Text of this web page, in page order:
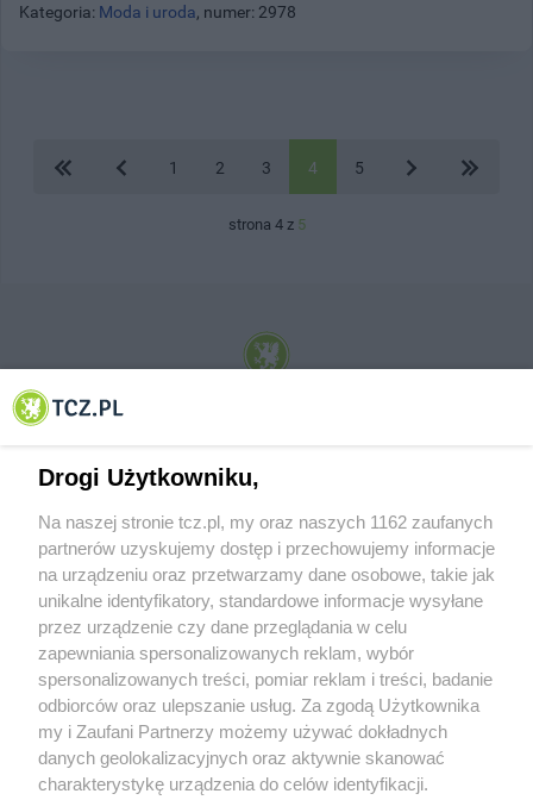
Kategoria: Moda i uroda, numer: 2978
1 2 3 4 5
strona 4 z 5
© 2001-2026 Tczew - TCZ.PL Sp. z o.o. Internetowy Serwis Informacyjny Miasta
O FIRMIE POLITYKA PRYWATNOŚCI HOSTING
REKLAMA WSPÓŁPRACA RSS FACEBOOK KONTAKT
Nasze serwisy
Drogi Użytkowniku,
Na naszej stronie tcz.pl, my oraz naszych 1162 zaufanych
partnerów uzyskujemy dostęp i przechowujemy informacje
na urządzeniu oraz przetwarzamy dane osobowe, takie jak
unikalne identyfikatory, standardowe informacje wysyłane
przez urządzenie czy dane przeglądania w celu
zapewniania spersonalizowanych reklam, wybór
spersonalizowanych treści, pomiar reklam i treści, badanie
odbiorców oraz ulepszanie usług. Za zgodą Użytkownika
my i Zaufani Partnerzy możemy używać dokładnych
danych geolokalizacyjnych oraz aktywnie skanować
charakterystykę urządzenia do celów identyfikacji.